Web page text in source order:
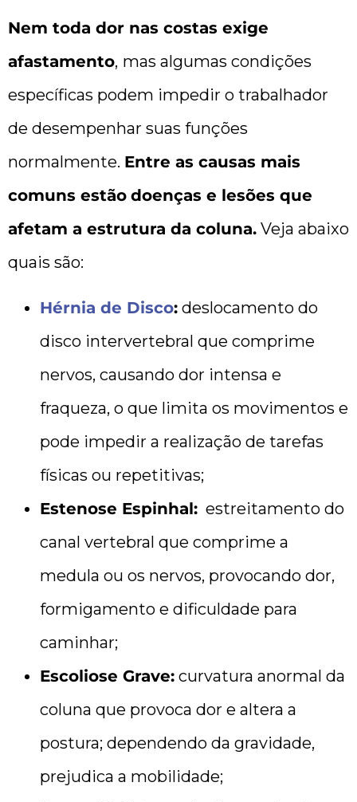
Nem toda dor nas costas exige
afastamento, mas algumas condições
específicas podem impedir o trabalhador
de desempenhar suas funções
normalmente. Entre as causas mais
comuns estão doenças e lesões que
afetam a estrutura da coluna. Veja abaixo
quais são:
Hérnia de Disco: deslocamento do
disco intervertebral que comprime
nervos, causando dor intensa e
fraqueza, o que limita os movimentos e
pode impedir a realização de tarefas
físicas ou repetitivas;
Estenose Espinhal: estreitamento do
canal vertebral que comprime a
medula ou os nervos, provocando dor,
formigamento e dificuldade para
caminhar;
Escoliose Grave: curvatura anormal da
coluna que provoca dor e altera a
postura; dependendo da gravidade,
prejudica a mobilidade;